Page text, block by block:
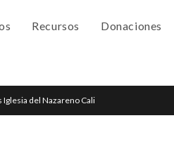
Recursos Donaciones
del Nazareno Cali